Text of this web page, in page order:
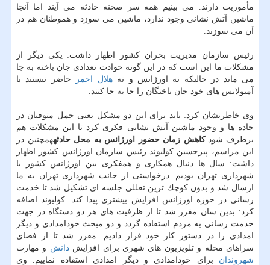
مأموریت دارند. می بینیم همه سر صحنه حادثه می آیند اما آنجا
ماشین آتش نشانی وجود ندارد، ماشین می سوزد و هموطنان هم در
آن می سوزند.
رئیس سازمان مدیریت بحران كشور اظهار داشت: یكی دیگر از
مشكلات ما این است كه در این گونه حوادث تعدادی جان باخته به جا
می ماند در حالیكه نه اورژانس و نههلال احمر
حاضر نیستند با
آمبولانس های خود جان باختگان را جا به جا كنند.
وی خاطرنشان كرد: باید برای این دو مشكل یعنی حمل متوفیان در
جاده ها و وجود ماشین آتش نشانی فكری كرد تا این مشكلات هم
برطرف شود.كاهش زمان حضور اورژانس به محل حادثههمچنین در
این مراسم، پیرحسین كولیوند رئیس سازمان اورژانس كشور اظهار
داشت: سال ها دنبال همكاری و همفكری بین اورژانس كشور با
شهرداری تهران بودیم. درخواستی از جانب شهرداری تهران به ما
ارسال شد و بدون كوچك ترین تعللی جلسه ای تشكیل شد تا خدمت
رسانی در حوزه اورژانس افزایش بیشتری پیدا كند. كولیوند اضافه
كرد: بدین سان مقرر شد تا از ظرفیت های هر دو دستگاه در جهت
خدمت رسانی به مردم استفاده گردد و دو مبحث خودامدادی و دیگر
امدادی را در دستور كار خود قرار دادیم. مقرر شد تا از فضای
سراهای محله و تلویزیون های شهری برای افزایشدانش و مهارت
شهروندان برای خودامدادی و دیگر امدادی استفاده نماییم. وی